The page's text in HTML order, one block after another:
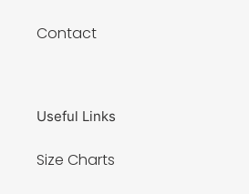
Contact
Useful Links
Size Charts